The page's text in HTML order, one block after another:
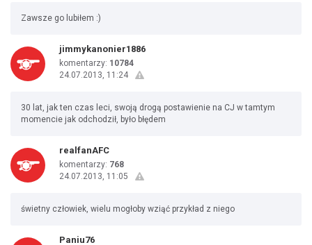
Zawsze go lubiłem :)
jimmykanonier1886
komentarzy: 10784
24.07.2013, 11:24
30 lat, jak ten czas leci, swoją drogą postawienie na CJ w tamtym
momencie jak odchodził, było błędem
realfanAFC
komentarzy: 768
24.07.2013, 11:05
świetny człowiek, wielu mogłoby wziąć przykład z niego
Paniu76